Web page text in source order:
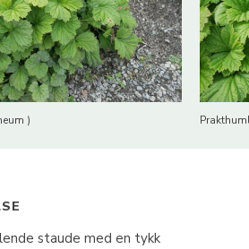
)
staude med en tykk